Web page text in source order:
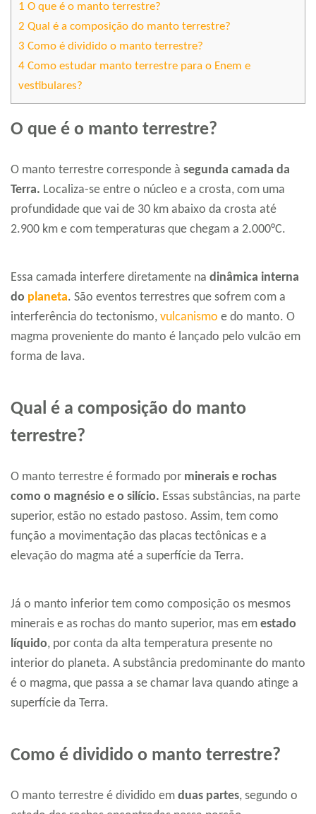
1 O que é o manto terrestre?
2 Qual é a composição do manto terrestre?
3 Como é dividido o manto terrestre?
4 Como estudar manto terrestre para o Enem e
vestibulares?
O que é o manto terrestre?
O manto terrestre corresponde à segunda camada da
Terra. Localiza-se entre o núcleo e a crosta, com uma
profundidade que vai de 30 km abaixo da crosta até
2.900 km e com temperaturas que chegam a 2.000°C.
Essa camada interfere diretamente na dinâmica interna
do planeta. São eventos terrestres que sofrem com a
interferência do tectonismo, vulcanismo e do manto. O
magma proveniente do manto é lançado pelo vulcão em
forma de lava.
Qual é a composição do manto
terrestre?
O manto terrestre é formado por minerais e rochas
como o magnésio e o silício. Essas substâncias, na parte
superior, estão no estado pastoso. Assim, tem como
função a movimentação das placas tectônicas e a
elevação do magma até a superfície da Terra.
Já o manto inferior tem como composição os mesmos
minerais e as rochas do manto superior, mas em estado
líquido, por conta da alta temperatura presente no
interior do planeta. A substância predominante do manto
é o magma, que passa a se chamar lava quando atinge a
superfície da Terra.
Como é dividido o manto terrestre?
O manto terrestre é dividido em duas partes, segundo o